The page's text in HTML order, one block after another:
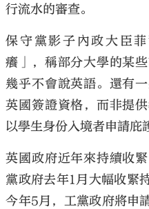
行流水的審查。
保守黨影子內政大臣
癢」，稱部分大學的某
幾乎不會說英語。還有
英國簽證資格，而非提
以學生身份入境者申請庇
英國政府近年來持續收
黨政府去年1月大幅收緊
今年5月，工黨政府將申